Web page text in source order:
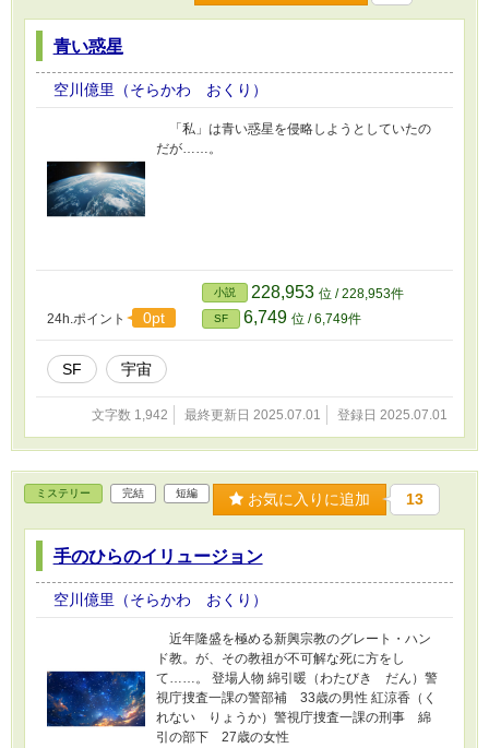
青い惑星
空川億里（そらかわ おくり）
「私」は青い惑星を侵略しようとしていたの
だが……。
24h.ポイント 0pt
小説 228,953 位 / 228,953件
SF 6,749 位 / 6,749件
SF 宇宙
文字数 1,942 最終更新日 2025.07.01 登録日 2025.07.01
ミステリー 完結 短編 お気に入りに追加 13
手のひらのイリュージョン
空川億里（そらかわ おくり）
近年隆盛を極める新興宗教のグレート・ハン
ド教。が、その教祖が不可解な死に方をし
て……。 登場人物 綿引暖（わたびき だん）警
視庁捜査一課の警部補 33歳の男性 紅涼香（く
れない りょうか）警視庁捜査一課の刑事 綿
引の部下 27歳の女性